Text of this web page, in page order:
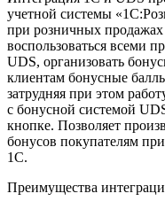
учетной системы
при розничных продажах
воспользоваться всеми
UDS, организовать
клиентам бонусные
затрудняя при этом
с бонусной системой
кнопке. Позволяет
бонусов покупателям
1С.
Преимущества